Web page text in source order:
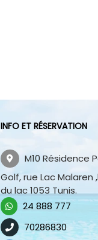
INFO ET RÉSERVATION
M10 Résidence
Golf, rue Lac Malaren
du lac 1053 Tunis.
24 888 777
70286830